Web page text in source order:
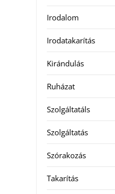
Irodalom
Irodatakarítás
Kirándulás
Ruházat
Szolgáltatáls
Szolgáltatás
Szórakozás
Takarítás